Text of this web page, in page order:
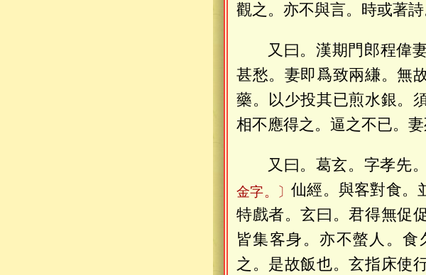
觀之。亦不與言。時或著詩
又曰。漢期門郎程偉
甚愁。妻即爲致兩縑。無
藥。以少投其已煎水銀。
相不應得之。逼之不已。妻
又曰。葛玄。字孝先
金字。〕仙經。與客對食。
特戲者。玄曰。君得無促
皆集客身。亦不螫人。
之。是故飯也。玄指床使